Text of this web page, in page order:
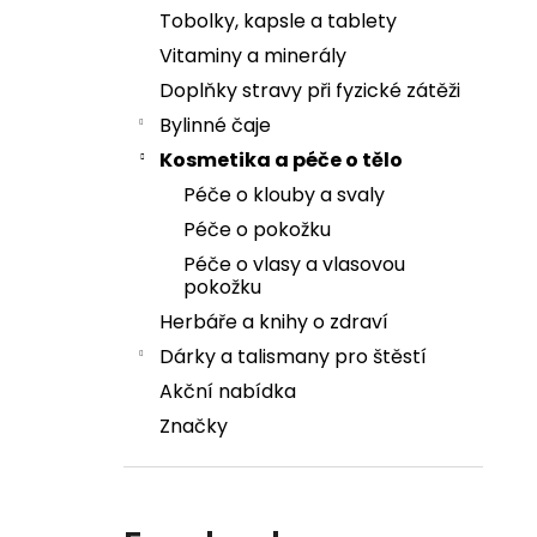
Tobolky, kapsle a tablety
Vitaminy a minerály
Doplňky stravy při fyzické zátěži
Bylinné čaje
Kosmetika a péče o tělo
Péče o klouby a svaly
Péče o pokožku
Péče o vlasy a vlasovou
pokožku
Herbáře a knihy o zdraví
Dárky a talismany pro štěstí
Akční nabídka
Značky